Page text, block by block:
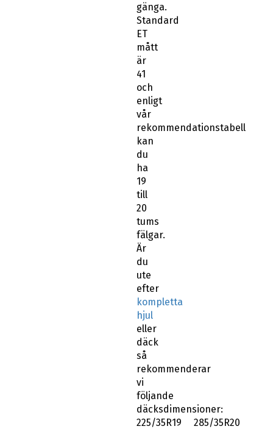
gänga.
Standard
ET
mått
är
41
och
enligt
vår
rekommendationstabell
kan
du
ha
19
till
20
tums
fälgar.
Är
du
ute
efter
kompletta
hjul
eller
däck
så
rekommenderar
vi
följande
däcksdimensioner:
225/35R19 285/35R20